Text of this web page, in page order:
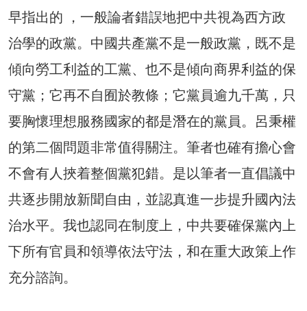
早指出的 ，一般論者錯誤地把中共視為西方政
治學的政黨。中國共產黨不是一般政黨，既不是
傾向勞工利益的工黨、也不是傾向商界利益的保
守黨；它再不自囿於教條；它黨員逾九千萬，只
要胸懷理想服務國家的都是潛在的黨員。呂秉權
的第二個問題非常值得關注。筆者也確有擔心會
不會有人挾着整個黨犯錯。是以筆者一直倡議中
共逐步開放新聞自由，並認真進一步提升國內法
治水平。我也認同在制度上，中共要確保黨內上
下所有官員和領導依法守法，和在重大政策上作
充分諮詢。